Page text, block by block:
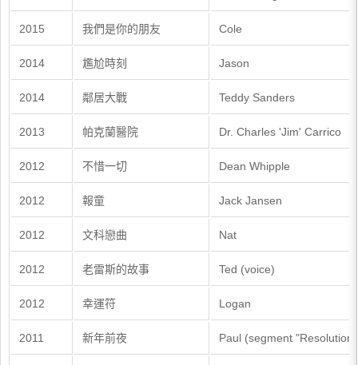
2015 我們是你的朋友 Cole
2014 尷尬時刻 Jason
2014 鄰居大戰 Teddy Sanders
2013 帕克蘭醫院 Dr. Charles 'Jim' Carrico
2012 不惜一切 Dean Whipple
2012 報童 Jack Jansen
2012 文科戀曲 Nat
2012 老雷斯的故事 Ted (voice)
2012 幸運符 Logan
2011 新年前夜 Paul (segment "Resolution